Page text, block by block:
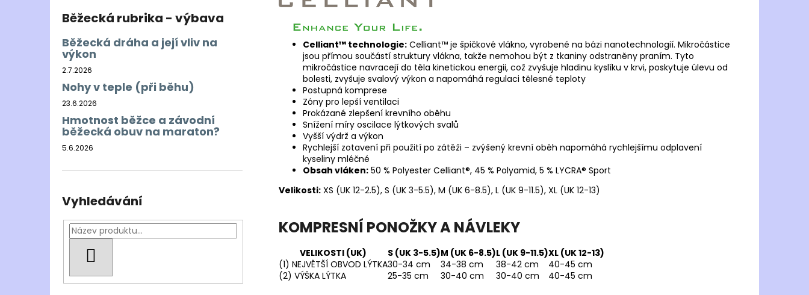
Běžecká rubrika - výbava
Běžecká dráha a její vliv na
výkon
2.7.2026
Nohy v teple (při běhu)
23.6.2026
Hmotnost běžce a závodní
běžecká obuv na maraton?
5.6.2026
Vyhledávání
Celliant™ technologie: Celliant™ je špičkové vlákno, vyrobené na bázi nanotechnologií. Mikročástice
jsou přímou součástí struktury vlákna, takže nemohou být z tkaniny odstraněny praním. Tyto
mikročástice navracejí do těla kinetickou energii, což zvyšuje hladinu kyslíku v krvi, poskytuje úlevu od
bolesti, zvyšuje svalový výkon a napomáhá regulaci tělesné teploty
Postupná komprese
Zóny pro lepší ventilaci
Prokázané zlepšení krevního oběhu
Snížení míry oscilace lýtkových svalů
Vyšší výdrž a výkon
Rychlejší zotavení při použití po zátěži – zvýšený krevní oběh napomáhá rychlejšímu odplavení
kyseliny mléčné
Obsah vláken: 50 % Polyester Celliant®, 45 % Polyamid, 5 % LYCRA® Sport
Velikosti: XS (UK 12-2.5), S (UK 3-5.5), M (UK 6-8.5), L (UK 9-11.5), XL (UK 12-13)
KOMPRESNÍ PONOŽKY A NÁVLEKY
VELIKOSTI (UK) S (UK 3-5.5)M (UK 6-8.5)L (UK 9-11.5)XL (UK 12-13)
(1) NEJVĚTŠÍ OBVOD LÝTKA30-34 cm 34-38 cm 38-42 cm
40-45 cm
(2) VÝŠKA LÝTKA
25-35 cm 30-40 cm 30-40 cm 40-45 cm